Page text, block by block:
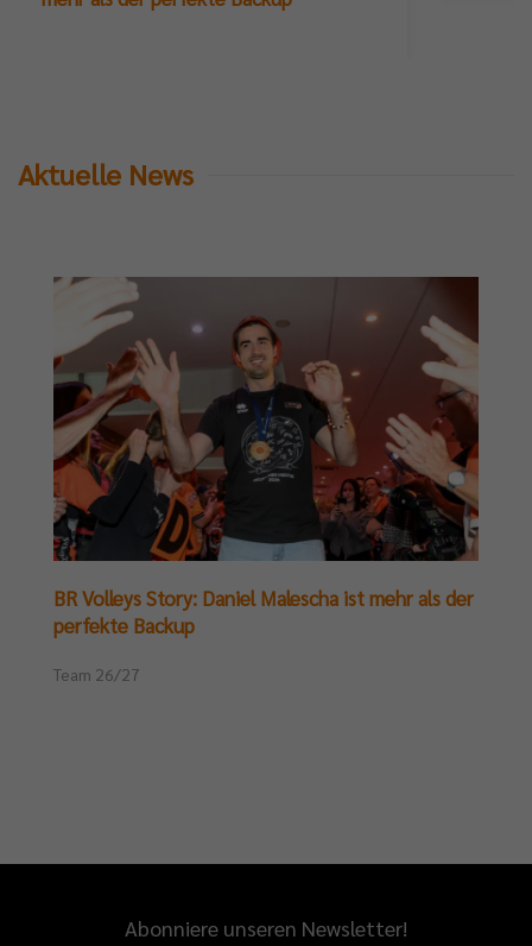
Aktuelle News
BR Volleys Story: Daniel Malescha ist mehr als der
perfekte Backup
Team 26/27
Abonniere unseren Newsletter!